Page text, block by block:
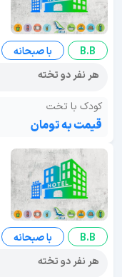
B.B
با صبحانه
هر نفر دو تخته
کودک با تخت
قیمت به تومان
B.B
با صبحانه
هر نفر دو تخته